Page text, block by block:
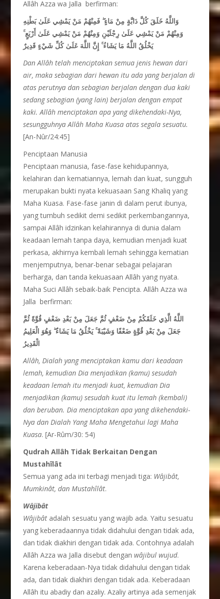
Allâh Azza wa Jalla berfirman:
وَاللَّهُ خَلَقَ كُلَّ دَابَّةٍ مِنْ مَاءٍۖ فَمِنْهُمْ مَنْ يَمْشِي عَلَىٰ بَطْنِهِ
وَمِنْهُمْ مَنْ يَمْشِي عَلَىٰ رِجْلَيْنِ وَمِنْهُمْ مَنْ يَمْشِي عَلَىٰ أَرْبَعٍۚ
يَخْلُقُ اللَّهُ مَا يَشَاءُۚإِنَّ اللَّهَ عَلَىٰ كُلِّ شَيْءٍ قَدِيرٌ
Dan Allâh telah menciptakan semua jenis hewan dari
air, maka sebagian dari hewan itu ada yang berjalan di
atas perutnya dan sebagian berjalan dengan dua kaki
sedang sebagian (yang lain) berjalan dengan empat
kaki. Allâh menciptakan apa yang dikehendaki-Nya,
sesungguhnya Allâh Maha Kuasa atas segala sesuatu.
[An-Nûr/24:45]
Penciptaan Manusia
Penciptaan manusia, fase-fase kehidupannya,
kelahiran dan kematiannya, lemah dan kuat, sungguh
merupakan bukti nyata kekuasaan Sang Khaliq yang
Maha Kuasa. Fase-fase janin di dalam perut ibunya,
yang tumbuh sedikit demi sedikit perkembangannya,
sampai Allâh idzinkan kelahirannya di dunia dalam
keadaan lemah tanpa daya, kemudian menjadi kuat
perkasa, akhirnya kembali lemah sehingga kematian
menjemputnya, benar-benar sebagai pelajaran
berharga, dan tanda kekuasaan Allâh yang nyata.
Maha Suci Allâh sebaik-baik Pencipta. Allâh Azza wa
Jalla berfirman:
اللَّهُ الَّذِي خَلَقَكُمْ مِنْ ضَعْفٍ ثُمَّ جَعَلَ مِنْ بَعْدِ ضَعْفٍ قُوَّةً ثُمَّ
جَعَلَ مِنْ بَعْدِ قُوَّةٍ ضَعْفًا وَشَيْبَةًۚيَخْلُقُ مَا يَشَاءُۖ وَهُوَ الْعَلِيمُ
الْقَدِيرُ
Allâh, Dialah yang menciptakan kamu dari keadaan
lemah, kemudian Dia menjadikan (kamu) sesudah
keadaan lemah itu menjadi kuat, kemudian Dia
menjadikan (kamu) sesudah kuat itu lemah (kembali)
dan beruban. Dia menciptakan apa yang dikehendaki-
Nya dan Dialah Yang Maha Mengetahui lagi Maha
Kuasa. [Ar-Rûm/30: 54)
Qudrah Allâh Tidak Berkaitan Dengan
Mustahîlât
Semua yang ada ini terbagi menjadi tiga: Wâjibât,
Mumkinât, dan Mustahîlât.
Wâjibât
Wâjibât adalah sesuatu yang wajib ada. Yaitu sesuatu
yang keberadaannya tidak didahului dengan tidak ada,
dan tidak diakhiri dengan tidak ada. Contohnya adalah
Allâh Azza wa Jalla disebut denganwâjibul wujud.
Karena keberadaan-Nya tidak didahului dengan tidak
ada, dan tidak diakhiri dengan tidak ada. Keberadaan
Allâh itu abadiy dan azaliy. Azaliy artinya ada semenjak